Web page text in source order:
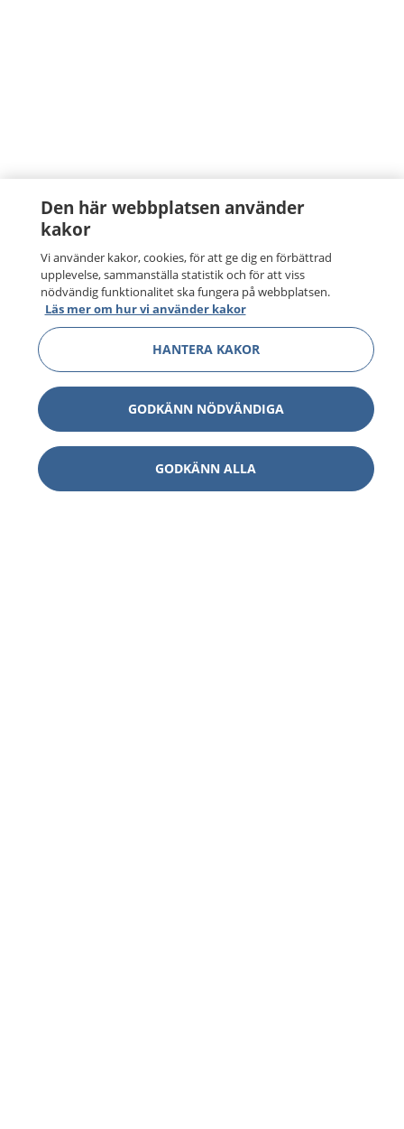
Den här webbplatsen använder
kakor
Vi använder kakor, cookies, för att ge dig en förbättrad
upplevelse, sammanställa statistik och för att viss
nödvändig funktionalitet ska fungera på webbplatsen.
Läs mer om hur vi använder kakor
HANTERA KAKOR
GODKÄNN NÖDVÄNDIGA
GODKÄNN ALLA